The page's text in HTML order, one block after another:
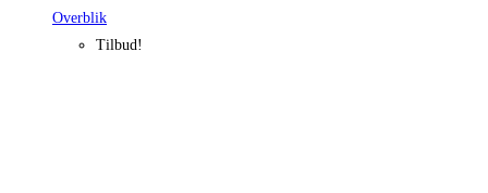
Overblik
Tilbud!